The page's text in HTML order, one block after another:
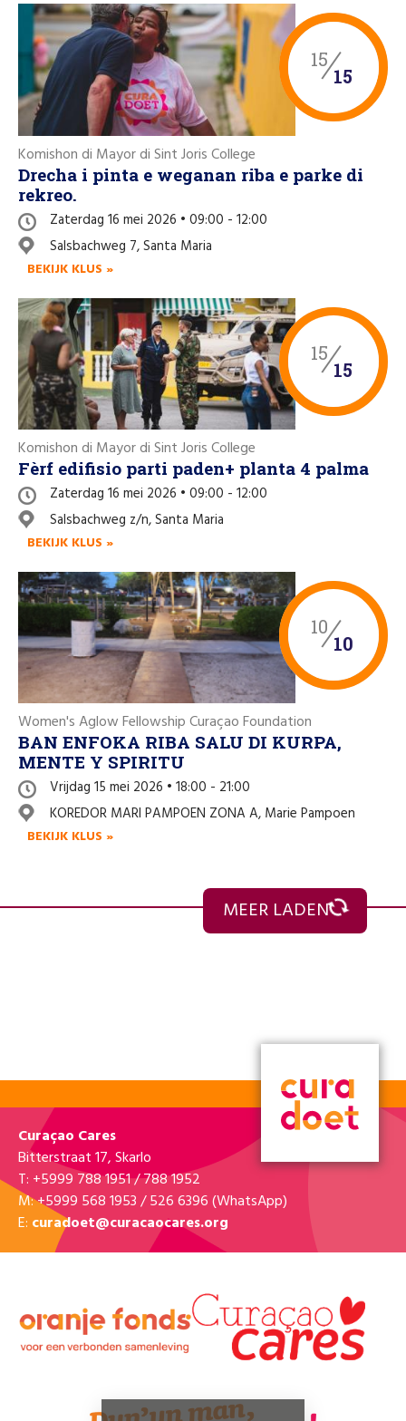
15
15
Komishon di Mayor di Sint Joris College
Drecha i pinta e weganan riba e parke di
rekreo.
Zaterdag 16 mei 2026 • 09:00 - 12:00
Salsbachweg 7, Santa Maria
BEKIJK KLUS »
15
15
Komishon di Mayor di Sint Joris College
Fèrf edifisio parti paden+ planta 4 palma
Zaterdag 16 mei 2026 • 09:00 - 12:00
Salsbachweg z/n, Santa Maria
BEKIJK KLUS »
10
10
Women's Aglow Fellowship Curaçao Foundation
BAN ENFOKA RIBA SALU DI KURPA,
MENTE Y SPIRITU
Vrijdag 15 mei 2026 • 18:00 - 21:00
KOREDOR MARI PAMPOEN ZONA A, Marie Pampoen
BEKIJK KLUS »
MEER LADEN
Curaçao Cares
Bitterstraat 17, Skarlo
T: +5999 788 1951 / 788 1952
M: +5999 568 1953 / 526 6396 (WhatsApp)
E: curadoet@curacaocares.org